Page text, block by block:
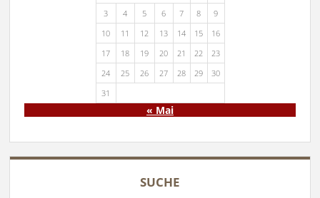
3
4 5 6 7 8
9
10
11 12 13 14 15
16
17
18 19 20 21 22
23
24
25 26 27 28 29
30
31
« Mai
SUCHE